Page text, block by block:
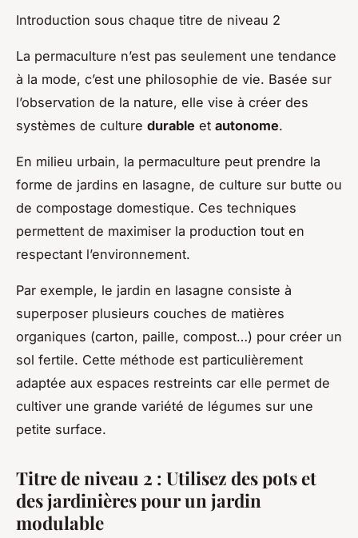
Introduction sous chaque titre de niveau 2
La permaculture n’est pas seulement une tendance
à la mode, c’est une philosophie de vie. Basée sur
l’observation de la nature, elle vise à créer des
systèmes de culture durable et autonome.
En milieu urbain, la permaculture peut prendre la
forme de jardins en lasagne, de culture sur butte ou
de compostage domestique. Ces techniques
permettent de maximiser la production tout en
respectant l’environnement.
Par exemple, le jardin en lasagne consiste à
superposer plusieurs couches de matières
organiques (carton, paille, compost…) pour créer un
sol fertile. Cette méthode est particulièrement
adaptée aux espaces restreints car elle permet de
cultiver une grande variété de légumes sur une
petite surface.
Titre de niveau 2 : Utilisez des pots et
des jardinières pour un jardin
modulable